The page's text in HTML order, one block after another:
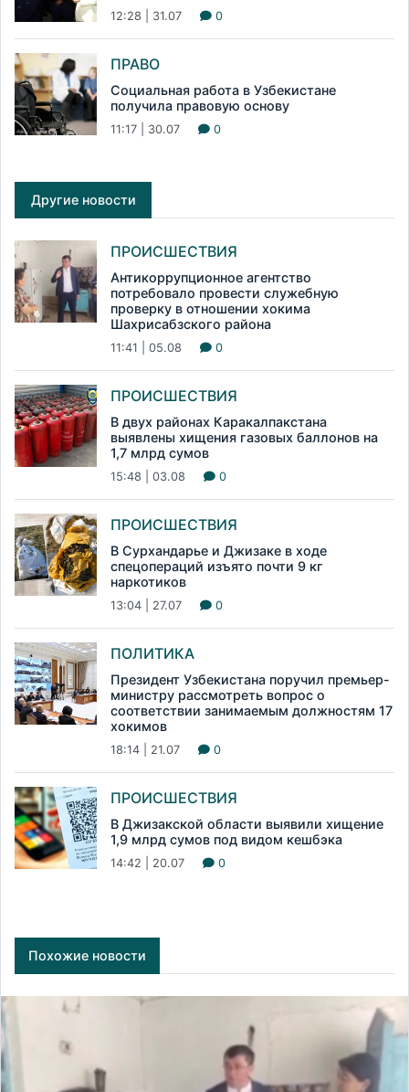
12:28 | 31.07 0
ПРАВО
Социальная работа в Узбекистане
получила правовую основу
11:17 | 30.07 0
Другие новости
ПРОИСШЕСТВИЯ
Антикоррупционное агентство
потребовало провести служебную
проверку в отношении хокима
Шахрисабзского района
11:41 | 05.08 0
ПРОИСШЕСТВИЯ
В двух районах Каракалпакстана
выявлены хищения газовых баллонов на
1,7 млрд сумов
15:48 | 03.08 0
ПРОИСШЕСТВИЯ
В Сурхандарье и Джизаке в ходе
спецопераций изъято почти 9 кг
наркотиков
13:04 | 27.07 0
ПОЛИТИКА
Президент Узбекистана поручил премьер-
министру рассмотреть вопрос о
соответствии занимаемым должностям 17
хокимов
18:14 | 21.07 0
ПРОИСШЕСТВИЯ
В Джизакской области выявили хищение
1,9 млрд сумов под видом кешбэка
14:42 | 20.07 0
Похожие новости